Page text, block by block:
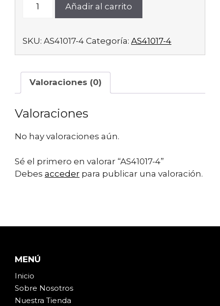
Añadir al carrito
SKU: AS41017-4 Categoría: AS41017-4
Valoraciones (0)
Valoraciones
No hay valoraciones aún.
Sé el primero en valorar “AS41017-4”
Debes acceder para publicar una valoración.
MENÚ
Inicio
Sobre Nosotros
Nuestra Tienda